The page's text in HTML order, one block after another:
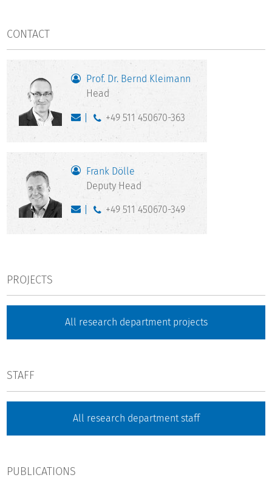
CONTACT
Prof. Dr. Bernd Kleimann
Head
+49 511 450670-363
Frank Dölle
Deputy Head
+49 511 450670-349
PROJECTS
All research department projects
STAFF
All research department staff
PUBLICATIONS